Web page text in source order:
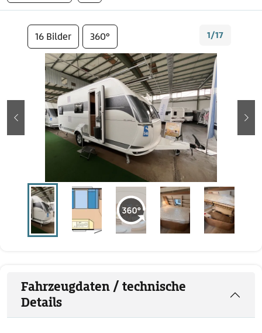
16 Bilder 360° 1/17
zurück
Fahrzeugdaten / technische
Details